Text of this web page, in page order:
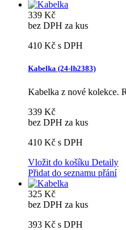
339 Kč
bez DPH za kus
410 Kč s DPH
Kabelka (24-lh2383)
Kabelka z nové kolekce.
339 Kč
bez DPH za kus
410 Kč s DPH
Vložit do košíku Detaily
Přidat do seznamu přání
325 Kč
bez DPH za kus
393 Kč s DPH